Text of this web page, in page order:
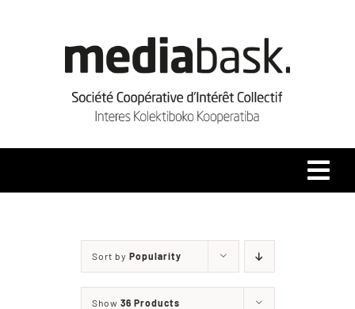
Qui sommes-nous ?
Sort by Popularity
Show 36 Products